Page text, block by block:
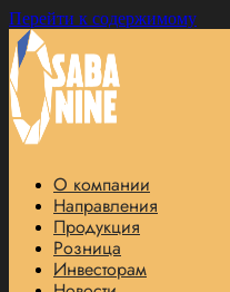
Перейти к содержимому
О компании
Направления
Продукция
Розница
Инвесторам